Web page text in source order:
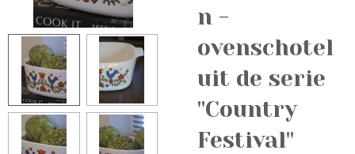
n -
ovenschotel
uit de serie
"Country
Festival"